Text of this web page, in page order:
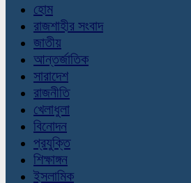
হোম
রাজশাহীর সংবাদ
জাতীয়
আন্তর্জাতিক
সারাদেশ
রাজনীতি
খেলাধুলা
বিনোদন
প্রযুক্তি
শিক্ষাঙ্গন
ইসলামিক